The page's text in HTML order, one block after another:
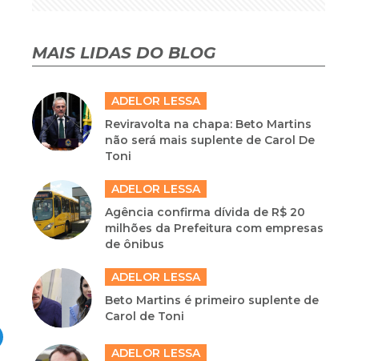
MAIS LIDAS DO BLOG
ADELOR LESSA
Reviravolta na chapa: Beto Martins
não será mais suplente de Carol De
Toni
ADELOR LESSA
Agência confirma dívida de R$ 20
milhões da Prefeitura com empresas
de ônibus
ADELOR LESSA
Beto Martins é primeiro suplente de
Carol de Toni
ADELOR LESSA